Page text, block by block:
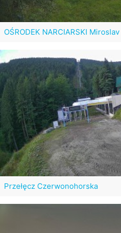
OŚRODEK NARCIARSKI
Przełęcz Czerwonohorska